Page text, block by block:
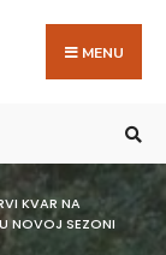
MENU
KVAR NA
NOVOJ SEZONI